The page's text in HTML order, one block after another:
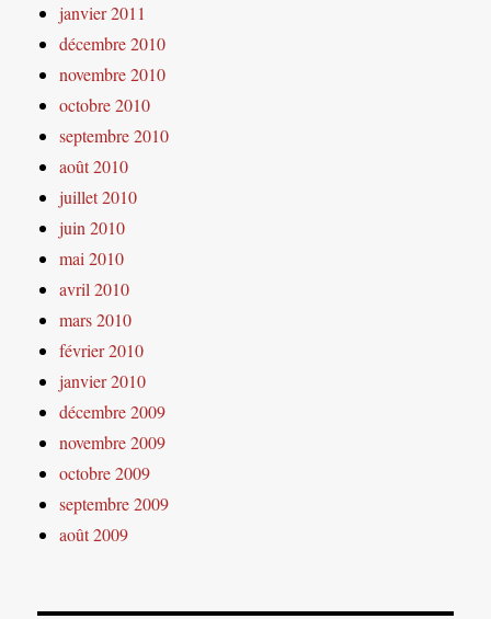
janvier 2011
décembre 2010
novembre 2010
octobre 2010
septembre 2010
août 2010
juillet 2010
juin 2010
mai 2010
avril 2010
mars 2010
février 2010
janvier 2010
décembre 2009
novembre 2009
octobre 2009
septembre 2009
août 2009